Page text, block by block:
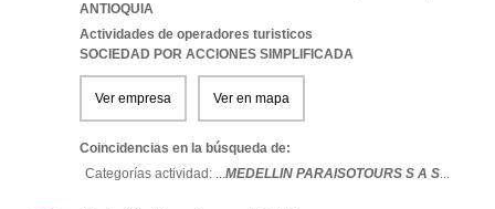
ANTIOQUIA
Actividades de operadores turisticos
SOCIEDAD POR ACCIONES SIMPLIFICADA
Ver empresa Ver en mapa
Coincidencias en la búsqueda de:
Categorías actividad: ...MEDELLIN PARAISOTOURS S A S...